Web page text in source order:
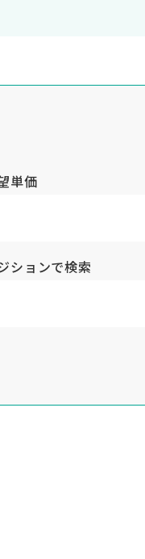
単価
ションで検索